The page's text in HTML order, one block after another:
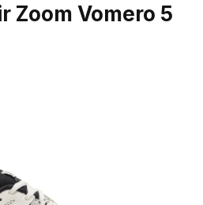
Zoom Vomero 5